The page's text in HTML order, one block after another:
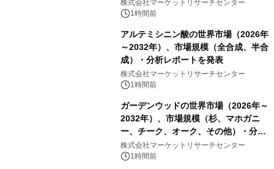
他）・分析レポートを発表
株式会社マーケットリサーチセンター
1時間前
アルテミシニン酸の世界市場（2026年
～2032年）、市場規模（全合成、半合
成）・分析レポートを発表
株式会社マーケットリサーチセンター
1時間前
ガーデンウッドの世界市場（2026年～
2032年）、市場規模（杉、マホガニ
ー、チーク、オーク、その他）・分析
レポートを発表
株式会社マーケットリサーチセンター
1時間前